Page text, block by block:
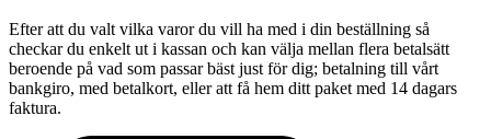
Efter att du valt vilka varor du vill ha med i din beställning så
checkar du enkelt ut i kassan och kan välja mellan flera betalsätt
beroende på vad som passar bäst just för dig; betalning till vårt
bankgiro, med betalkort, eller att få hem ditt paket med 14 dagars
faktura.